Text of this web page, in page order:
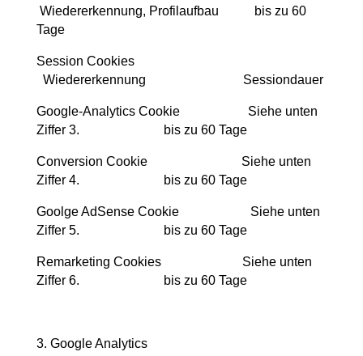
Wiedererkennung, Profilaufbau
bis zu 60
Tage
Session Cookies
Wiedererkennung Sessiondauer
Google-Analytics Cookie Siehe unten
Ziffer 3.
bis zu 60 Tage
Conversion Cookie Siehe unten
Ziffer 4.
bis zu 60 Tage
Goolge AdSense Cookie Siehe unten
Ziffer 5.
bis zu 60 Tage
Remarketing Cookies Siehe unten
Ziffer 6.
bis zu 60 Tage
3. Google Analytics